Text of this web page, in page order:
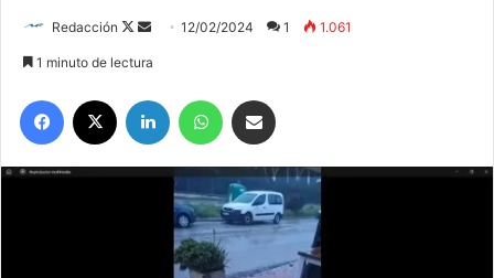
Redacción
F
l
o
d
a
12/02/2024 1 1.061
1 minuto de lectura